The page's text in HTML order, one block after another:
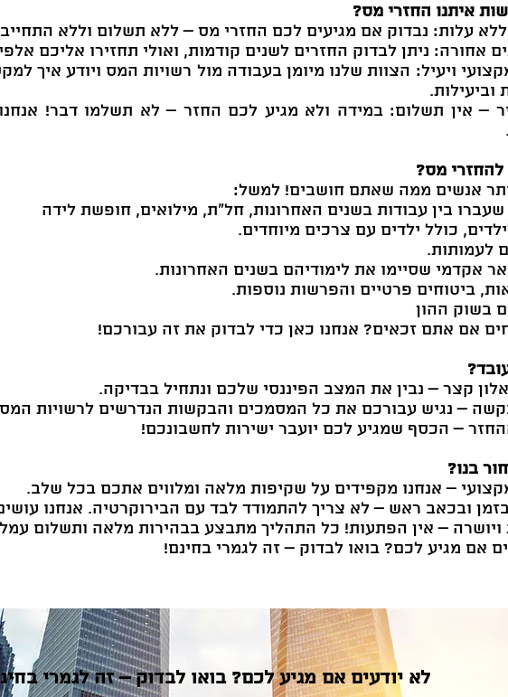
איתנו החזרי מס?
עלות: נבדוק אם מגיעים לכם החזרי מס – ללא תשלום וללא
ויעיל: הצוות שלנו מיומן בעבודה מול רשויות המס ויודע איך
וביעילות.
– אין תשלום: במידה ולא מגיע לכם החזר – לא תשלמו דבר!
להחזרי מס?
אנשים ממה שאתם חושבים! למשל:
בין עבודות בשנים האחרונות, חל"ת, מילואים, חופשת לידה
כולל ילדים עם צרכים מיוחדים.
לעמותות.
אקדמי שסיימו את לימודיהם בשנים האחרונות.
ביטוחים פרטיים והפרשות נוספות.
בשוק ההון
אם אתם זכאים? אנחנו כאן כדי לבדוק את זה עבורכם!
קצר – נבין את המצב הפיננסי שלכם ונתחיל בבדיקה.
– נגיש עבורכם את כל המסמכים והבקשות הנדרשים לרשויות
– הכסף שמגיע לכם יועבר ישירות לחשבונכם!
בנו?
– אנחנו מקפידים על שקיפות מלאה ומלווים אתכם בכל שלב.
ובכאב ראש – לא צריך להתמודד לבד עם הבירוקרטיה. אנחנו
ויושרה – אין הפתעות! כל התהליך מתבצע בבהירות מלאה ותשלום
אם מגיע לכם? בואו לבדוק – זה לגמרי בחינם!
לא יודעים אם מגיע לכם? בואו לבדוק – זה לגמרי